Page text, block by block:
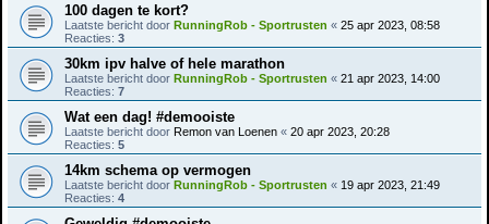
100 dagen te kort?
Laatste bericht door RunningRob - Sportrusten « 25 apr 2023, 08:58
Reacties: 3
30km ipv halve of hele marathon
Laatste bericht door RunningRob - Sportrusten « 21 apr 2023, 14:00
Reacties: 7
Wat een dag! #demooiste
Laatste bericht door Remon van Loenen « 20 apr 2023, 20:28
Reacties: 5
14km schema op vermogen
Laatste bericht door RunningRob - Sportrusten « 19 apr 2023, 21:49
Reacties: 4